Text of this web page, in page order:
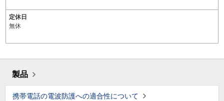
定休日
無休
製品
携帯電話の電波防護への適合性について